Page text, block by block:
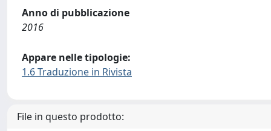
Anno di pubblicazione
2016
Appare nelle tipologie:
1.6 Traduzione in Rivista
File in questo prodotto: